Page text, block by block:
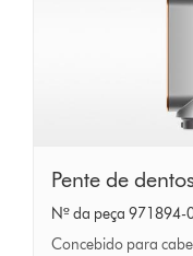
Pente
de
dentos
Pente de
Nº da peça 971894-
Concebido para